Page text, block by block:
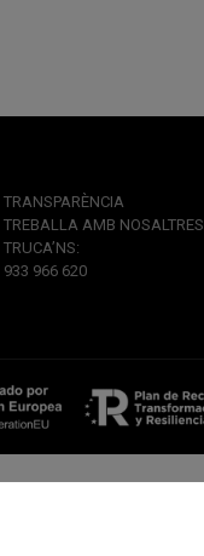
TRANSPARÈNCIA
TREBALLA AMB NOSALTRES
TRUCA’NS:
933 966 620